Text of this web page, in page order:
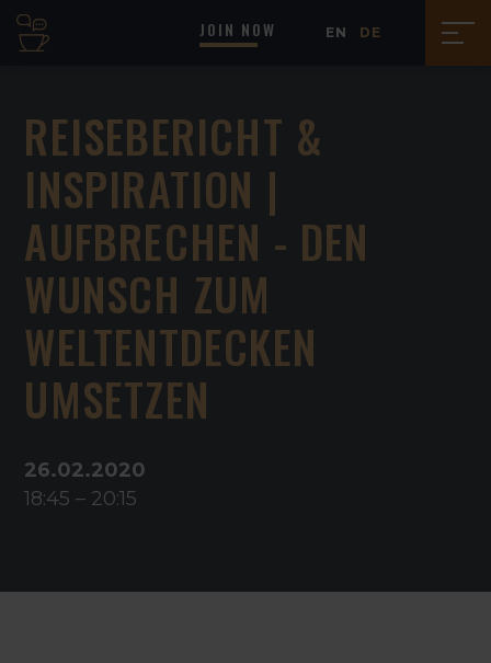
JOIN NOW EN DE
REISEBERICHT &
INSPIRATION |
AUFBRECHEN - DEN
WUNSCH ZUM
WELTENTDECKEN
UMSETZEN
26.02.2020
18:45 – 20:15